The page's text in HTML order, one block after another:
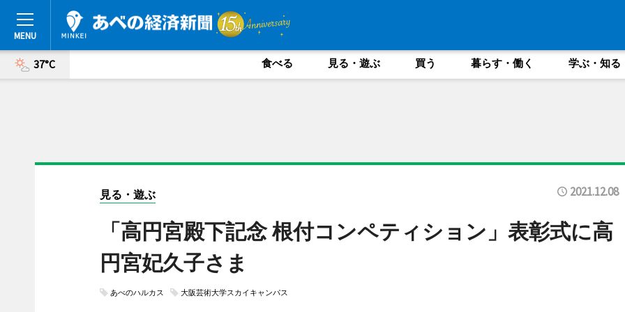
37°C 食べる 見る・遊ぶ 買う 暮らす・働く 学ぶ・知る
見る・遊ぶ 2021.12.08
「高円宮殿下記念 根付コンペティション」表彰式に高
円宮妃久子さま
あべのハルカス 大阪芸術大学スカイキャンパス